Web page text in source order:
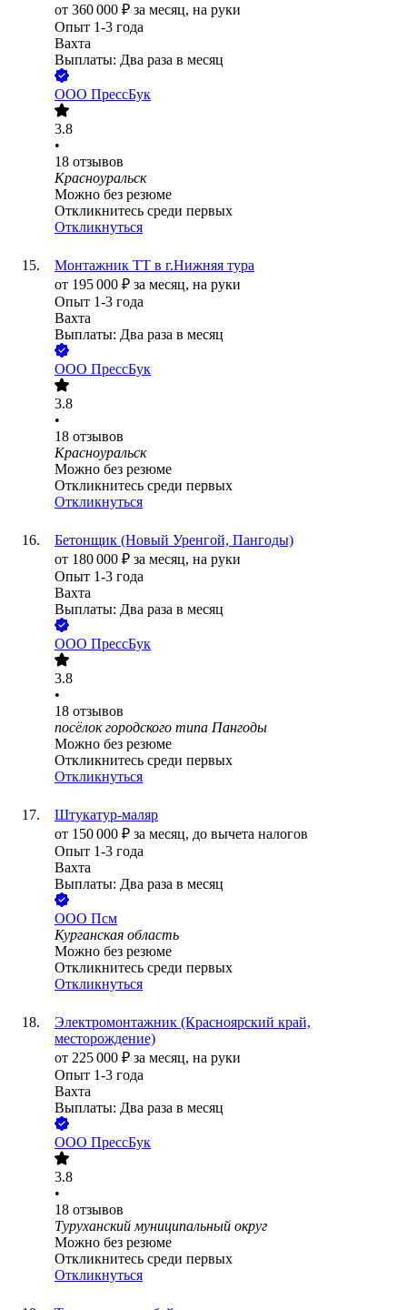
от 360 000 ₽ за месяц, на руки
Опыт 1-3 года
Вахта
Выплаты: Два раза в месяц
ООО ПрессБук
3.8
•
18 отзывов
Красноуральск
Можно без резюме
Откликнитесь среди первых
Откликнуться
Монтажник ТТ в г.Нижняя тура
от 195 000 ₽ за месяц, на руки
Опыт 1-3 года
Вахта
Выплаты: Два раза в месяц
ООО ПрессБук
3.8
•
18 отзывов
Красноуральск
Можно без резюме
Откликнитесь среди первых
Откликнуться
Бетонщик (Новый Уренгой, Пангоды)
от 180 000 ₽ за месяц, на руки
Опыт 1-3 года
Вахта
Выплаты: Два раза в месяц
ООО ПрессБук
3.8
•
18 отзывов
посёлок городского типа Пангоды
Можно без резюме
Откликнитесь среди первых
Откликнуться
Штукатур-маляр
от 150 000 ₽ за месяц, до вычета налогов
Опыт 1-3 года
Вахта
Выплаты: Два раза в месяц
ООО Псм
Курганская область
Можно без резюме
Откликнитесь среди первых
Откликнуться
Электромонтажник (Красноярский край,
месторождение)
от 225 000 ₽ за месяц, на руки
Опыт 1-3 года
Вахта
Выплаты: Два раза в месяц
ООО ПрессБук
3.8
•
18 отзывов
Туруханский муниципальный округ
Можно без резюме
Откликнитесь среди первых
Откликнуться